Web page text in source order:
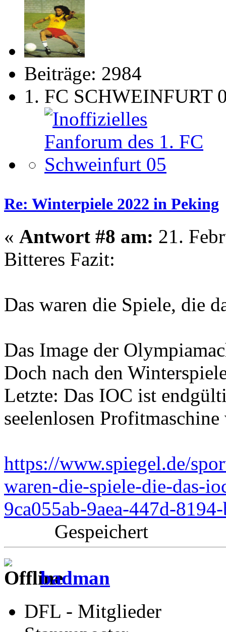
Beiträge: 2984
1. FC SCHWEINFURT
Re: Winterpiele 2022 in Peking
« Antwort #8 am: 21.
Bitteres Fazit:
Das waren die Spiele, die
Das Image der
Doch nach den
Letzte: Das IOC ist
seelenlosen
https://www.spiegel.de/
waren-die-spiele-die-das-
9ca055ab-9aea-447d-
Gespeichert
badman
DFL - Mitglieder